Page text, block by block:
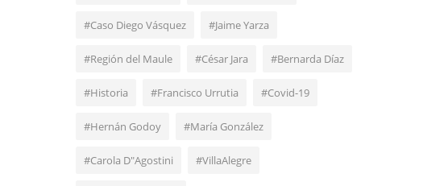
#Caso Diego Vásquez #Jaime Yarza
#Región del Maule #César Jara #Bernarda Díaz
#Historia #Francisco Urrutia #Covid-19
#Hernán Godoy #María González
#Carola D"Agostini #VillaAlegre